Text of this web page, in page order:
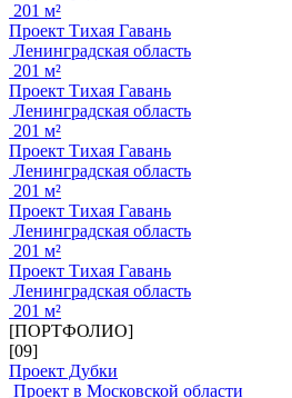
201 м²
Проект Тихая Гавань
Ленинградская область
201 м²
Проект Тихая Гавань
Ленинградская область
201 м²
Проект Тихая Гавань
Ленинградская область
201 м²
Проект Тихая Гавань
Ленинградская область
201 м²
Проект Тихая Гавань
Ленинградская область
201 м²
[ПОРТФОЛИО]
[09]
Проект Дубки
Проект в Московской области